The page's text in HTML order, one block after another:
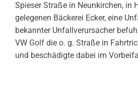
Spieser Straße in Neunkirchen, in
gelegenen Bäckerei Ecker, eine
bekannter Unfallverursacher
VW Golf die o. g. Straße in
und beschädigte dabei im